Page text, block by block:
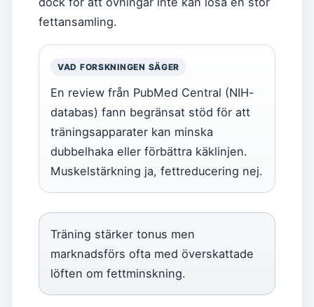
fettansamling.
VAD FORSKNINGEN SÄGER
En review från PubMed Central (NIH-
databas) fann begränsat stöd för att
träningsapparater kan minska
dubbelhaka eller förbättra käklinjen.
Muskelstärkning ja, fettreducering nej.
Träning stärker tonus men
marknadsförs ofta med överskattade
löften om fettminskning.